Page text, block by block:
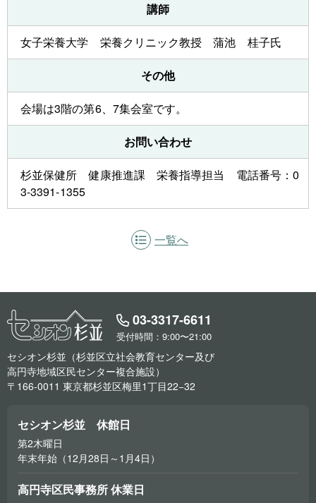
講師
女子栄養大学 栄養クリニック教授 蒲池 桂子氏
その他
会場は3階の第6、7集会室です。
お問い合わせ
杉並保健所 健康推進課 栄養指導担当 電話番号：0
3-3391-1355
一覧へ
03-3317-6611
受付時間：9:00〜21:00
セシオン杉並（杉並区立社会教育センター及び
高円寺地域区民センター複合施設）
〒166-0011 東京都杉並区梅里1丁目22−32
セシオン杉並 休館日
第2木曜日
年末年始（12月28日～1月4日）
高円寺区民事務所 休業日